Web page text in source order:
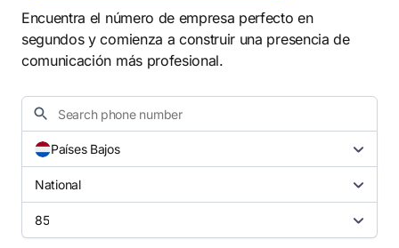
Encuentra el número de empresa perfecto en
segundos y comienza a construir una presencia de
comunicación más profesional.
Países Bajos
National
85